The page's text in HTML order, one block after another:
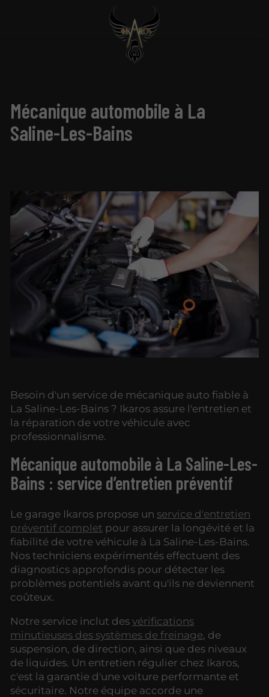
Mécanique automobile à La
Saline-Les-Bains
Besoin d'un service de mécanique auto fiable à
La Saline-Les-Bains ? Ikaros assure l'entretien et
la réparation de votre véhicule avec
professionnalisme.
Mécanique automobile à La Saline-Les-
Bains : service d’entretien préventif
Le garage Ikaros propose un service d'entretien
préventif complet pour assurer la longévité et la
fiabilité de votre véhicule à La Saline-Les-Bains.
Nos techniciens expérimentés effectuent des
diagnostics approfondis pour détecter les
problèmes potentiels avant qu'ils ne deviennent
coûteux.
Notre service inclut des vérifications
minutieuses des systèmes de freinage, de
suspension, de direction, ainsi que des niveaux
de liquides. Un entretien régulier chez Ikaros,
c'est la garantie d'une voiture performante et
sécuritaire. Notre équipe accorde une